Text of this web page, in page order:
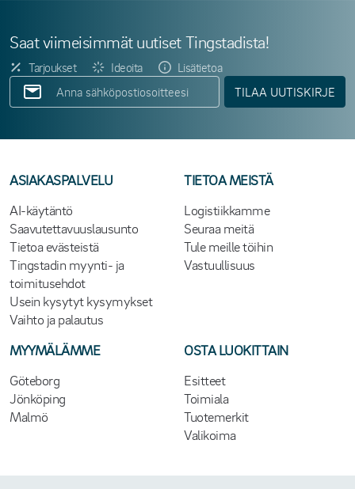
Saat viimeisimmät uutiset Tingstadista!
Tarjoukset Ideoita
Lisätietoa
TILAA UUTISKIRJE
ASIAKASPALVELU
AI-käytäntö
Saavutettavuuslausunto
Tietoa evästeistä
Tingstadin myynti- ja
toimitusehdot
Usein kysytyt kysymykset
Vaihto ja palautus
TIETOA MEISTÄ
Logistiikkamme
Seuraa meitä
Tule meille töihin
Vastuullisuus
MYYMÄLÄMME
Göteborg
Jönköping
Malmö
OSTA LUOKITTAIN
Esitteet
Toimiala
Tuotemerkit
Valikoima